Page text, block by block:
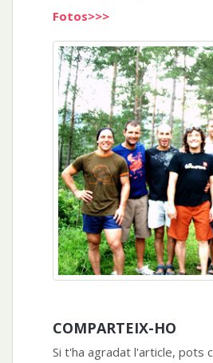
Fotos>>>
COMPARTEIX-HO
Si t'ha agradat l'article, pots